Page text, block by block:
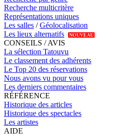
Recherche multicritère
Représentations uniques
Les salles /Géolocalisation
Les lieux alternatifs
NOUVEAU
CONSEILS / AVIS
La sélection Tatouvu
Le classement des adhérents
Le Top 20 des réservations
Nous avons vu pour vous
Les derniers commentaires
RÉFÉRENCE
Historique des articles
Historique des spectacles
Les artistes
AIDE